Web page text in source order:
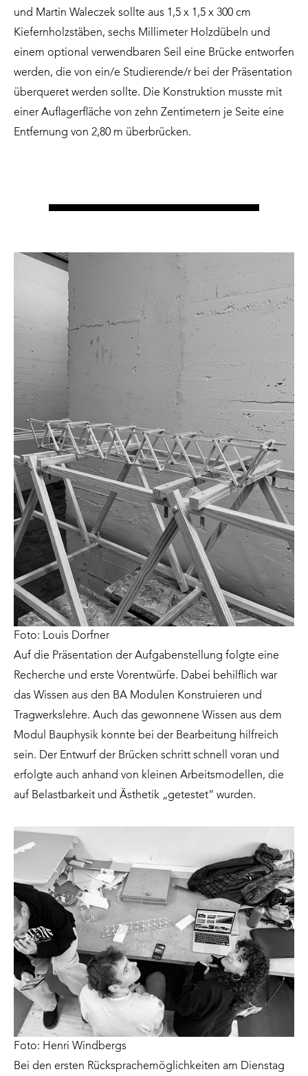
und Martin Waleczek sollte aus 1,5 x 1,5 x 300 cm
Kiefernholzstäben, sechs Millimeter Holzdübeln und
einem optional verwendbaren Seil eine Brücke entworfen
werden, die von ein/e Studierende/r bei der Präsentation
überqueret werden sollte. Die Konstruktion musste mit
einer Auflagerfläche von zehn Zentimetern je Seite eine
Entfernung von 2,80 m überbrücken.
Foto: Louis Dorfner
Auf die Präsentation der Aufgabenstellung folgte eine
Recherche und erste Vorentwürfe. Dabei behilflich war
das Wissen aus den BA Modulen Konstruieren und
Tragwerkslehre. Auch das gewonnene Wissen aus dem
Modul Bauphysik konnte bei der Bearbeitung hilfreich
sein. Der Entwurf der Brücken schritt schnell voran und
erfolgte auch anhand von kleinen Arbeitsmodellen, die
auf Belastbarkeit und Ästhetik „getestet“ wurden.
Foto: Henri Windbergs
Bei den ersten Rücksprachemöglichkeiten am Dienstag